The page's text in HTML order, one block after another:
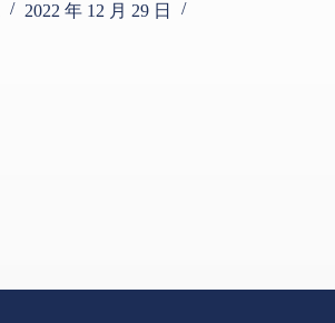
2022 年 12 月 29 日